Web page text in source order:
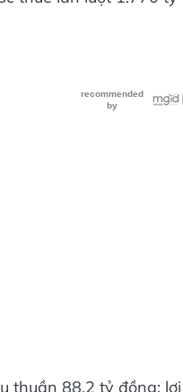
thuần 88,2 tỷ đồng; lợi